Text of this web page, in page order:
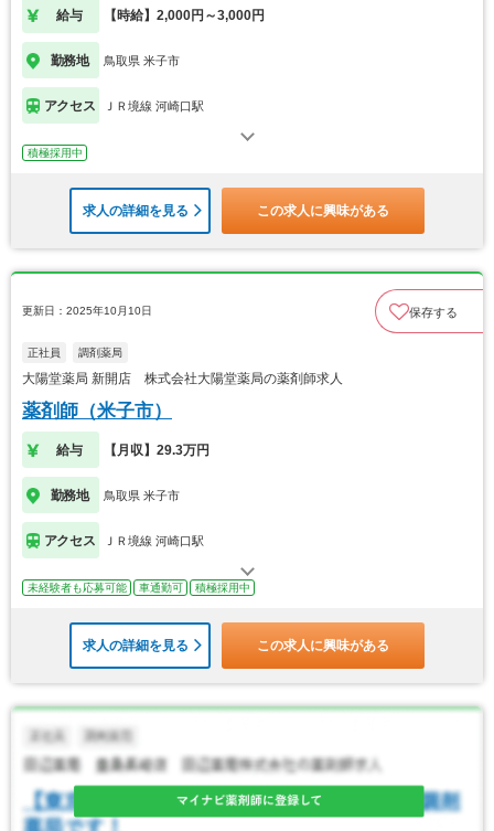
給与 【時給】2,000円～3,000円
勤務地 鳥取県 米子市
アクセス ＪＲ境線 河崎口駅
積極採用中
求人の詳細を見る この求人に興味がある
更新日：2025年10月10日 保存する
正社員 調剤薬局
大陽堂薬局 新開店 株式会社大陽堂薬局の薬剤師求人
薬剤師（米子市）
給与 【月収】29.3万円
勤務地 鳥取県 米子市
アクセス ＪＲ境線 河崎口駅
未経験者も応募可能 車通勤可 積極採用中
求人の詳細を見る この求人に興味がある